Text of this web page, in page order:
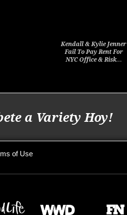
Kendall & Kylie Jenner
Fail To Pay Rent For
NYC Office & Risk…
a Variety Hoy!
of Use